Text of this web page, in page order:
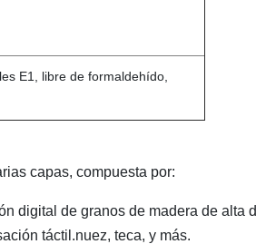
E1, libre de formaldehído,
capas, compuesta por:
digital de granos de madera de alta
táctil.nuez, teca, y más.